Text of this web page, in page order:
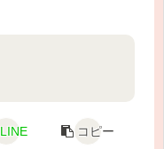
LINE コピー